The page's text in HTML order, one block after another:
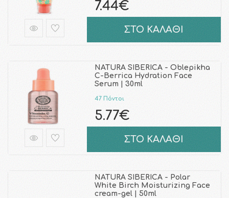
7.44€
ΣΤΟ ΚΑΛΑΘΙ
NATURA SIBERICA - Oblepikha
C-Berrica Hydration Face
Serum | 30ml
47 Πόντοι
5.77€
ΣΤΟ ΚΑΛΑΘΙ
NATURA SIBERICA - Polar
White Birch Moisturizing Face
cream-gel | 50ml